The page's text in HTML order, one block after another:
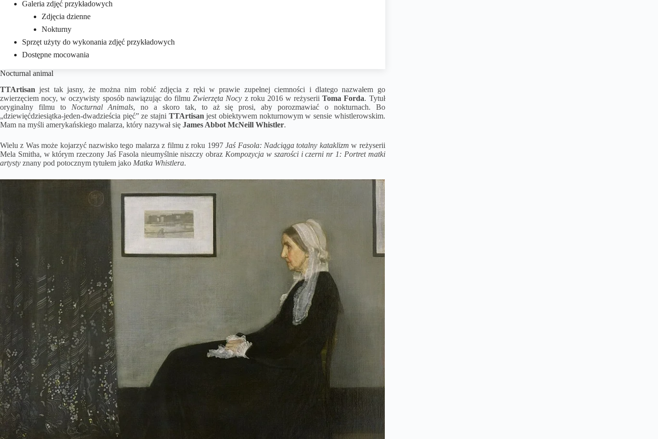
Galeria zdjęć przykładowych
Zdjęcia dzienne
Nokturny
Sprzęt użyty do wykonania zdjęć przykładowych
Dostępne mocowania
Nocturnal animal
TTArtisan jest tak jasny, że można nim robić zdjęcia z ręki w prawie zupełnej ciemności i dlatego nazwałem go
zwierzęciem nocy, w oczywisty sposób nawiązując do filmuZwierzęta Nocy z roku 2016 w reżyseriiToma Forda. Tytuł
oryginalny filmu to Nocturnal Animals, no a skoro tak, to aż się prosi, aby porozmawiać o nokturnach. Bo
„dziewięćdziesiątka-jeden-dwadzieścia pięć” ze stajni TTArtisan jest obiektywem nokturnowym w sensie whistlerowskim.
Mam na myśli amerykańskiego malarza, który nazywał się James Abbot McNeill Whistler.
Wielu z Was może kojarzyć nazwisko tego malarza z filmu z roku 1997Jaś Fasola: Nadciąga totalny kataklizm w reżyserii
Mela Smitha, w którym rzeczony Jaś Fasola nieumyślnie niszczy obraz Kompozycja w szarości i czerni nr 1: Portret matki
artysty znany pod potocznym tytułem jako Matka Whistlera.